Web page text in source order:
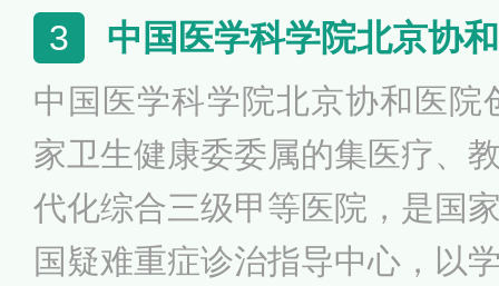
成“一院三所”发展格局，成为
预防、国际交流五位一体的医
科、耳鼻咽喉科为国家临床重
3 中国医学科学院北京协
中国医学科学院北京协和医院
家卫生健康委委属的集医疗、
代化综合三级甲等医院，是国
国疑难重症诊治指导中心，以